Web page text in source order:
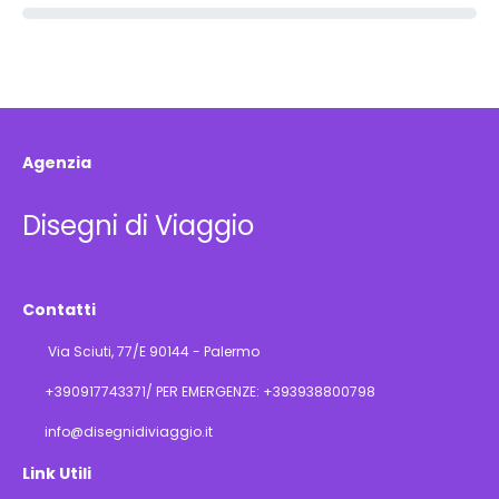
Agenzia
Disegni di Viaggio
Contatti
Via Sciuti, 77/E 90144 - Palermo
+390917743371/ PER EMERGENZE: +393938800798
info@disegnidiviaggio.it
Link Utili